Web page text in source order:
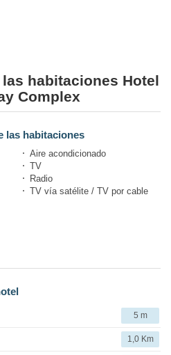
habitaciones Hotel
Complex
las habitaciones
Aire acondicionado
TV
Radio
TV vía satélite / TV por cable
5 m
1,0 Km